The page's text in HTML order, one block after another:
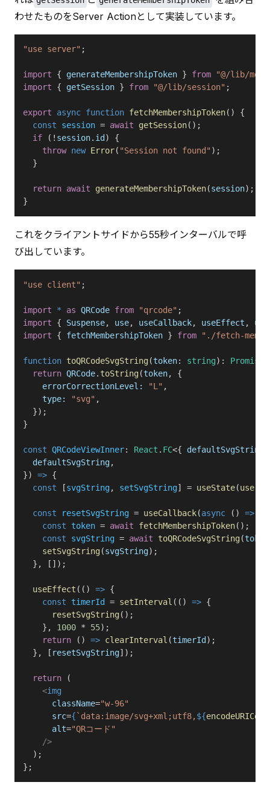
わせたものをServer Actionとして実装しています。
"use server" ;
import { generateMembershipToken } from "@/lib/
import { getSession } from "@/lib/session" ;
export async function fetchMembershipToken() {
  const
session = await getSession();
  if
(! session. id ) {
    throw
new Error( "Session not found" );
  }
  return
await generateMembershipToken(session);
}
これをクライアントサイドから55秒インターバルで呼
び出しています。
"use client" ;
import * as QRCode from "qrcode" ;
import { Suspense, use, useCallback, useEffect ,
import { fetchMembershipToken } from "./fetch-
function toQRCodeSvgString(token: string): Promise
  return
QRCode. toString(token, {
    errorCorrectionLevel:
"L" ,
    type:
"svg" ,
  });
}
const QRCodeViewInner: React . FC<{ defaultSvgString
  defaultSvgString
,
}) => {
  const
[svgString, setSvgString] = useState(use
  const
resetSvgString = useCallback(async () =>
    const
token = await fetchMembershipToken();
    const
svgString = await toQRCodeSvgString(token
    setSvgString
(svgString);
  }, []);
  useEffect
(() => {
    const
timerId = setInterval (() => {
      resetSvgString
();
    },
1000 * 55);
    return
() => clearInterval (timerId );
  }, [
resetSvgString]);
  return
(
    <
img
      className
="w-96"
      src
={ `data:image/svg+xml;utf8,${
      alt
="QRコード"
    />
  );
};